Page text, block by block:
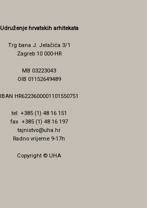
Udruženje hrvatskih arhitekata
Trg bana J. Jelačića 3/1
Zagreb 10 000-HR
MB 03223043
OIB 01152649489
IBAN HR6223600001101550751
tel +385 (1) 48 16 151
fax +385 (1) 48 16 197
tajnistvo@uha.hr
Radno vrijeme 9-17h
Copyright © UHA